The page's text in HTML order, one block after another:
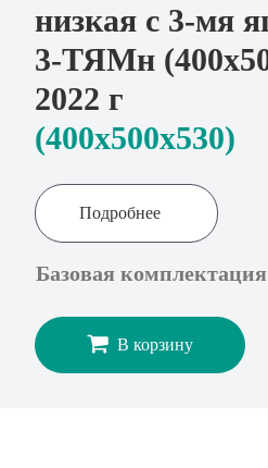
низкая с 3-мя
3-ТЯМн
2022 г
(400x500х530)
Подробнее
Базовая
В корзину